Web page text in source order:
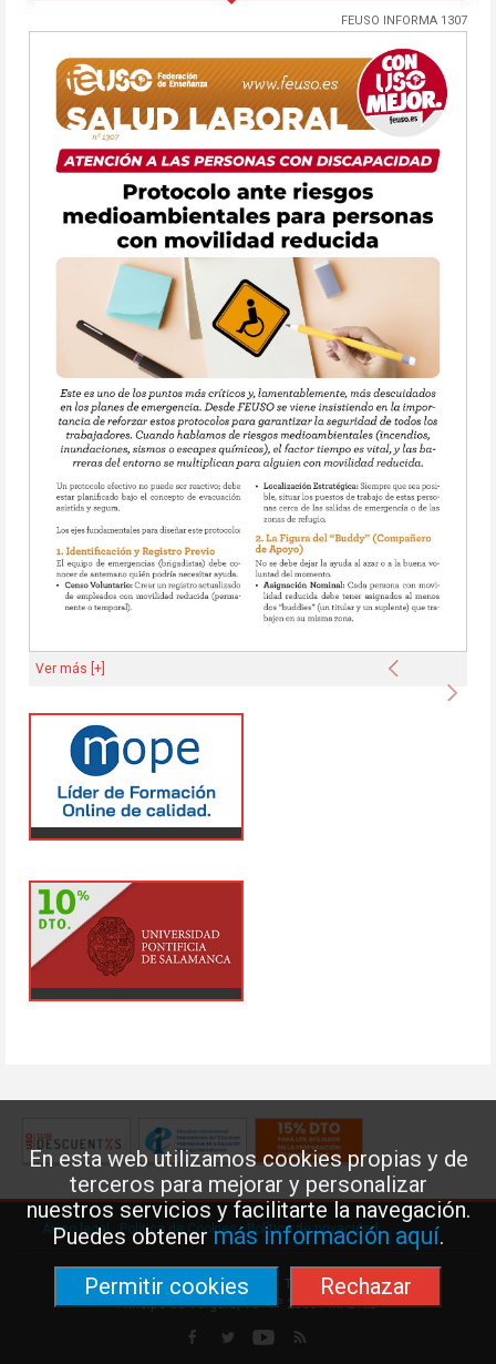
En esta web utilizamos cookies propias y de
terceros para mejorar y personalizar
nuestros servicios y facilitarte la navegación.
Puedes obtenermás información aquí.
Permitir cookies
Rechazar
FEUSO INFORMA 1307
Anterior
Ver más [+]
Aviso legal·Política de Cookies·Política de privacidad
Federación de Enseñanza de USO · Teléfono: 91 577 41 13 ·
Príncipe de Vergara, 13 · 7º 28001 MADRID